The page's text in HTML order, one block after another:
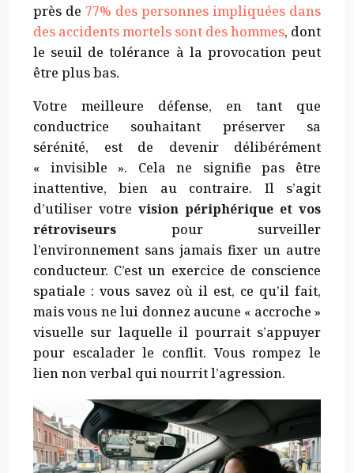
près de 77% des personnes impliquées dans
des accidents mortels sont des hommes, dont
le seuil de tolérance à la provocation peut
être plus bas.
Votre meilleure défense, en tant que
conductrice souhaitant préserver sa
sérénité, est de devenir délibérément
« invisible ». Cela ne signifie pas être
inattentive, bien au contraire. Il s’agit
d’utiliser votre vision périphérique et vos
rétroviseurs pour surveiller
l’environnement sans jamais fixer un autre
conducteur. C’est un exercice de conscience
spatiale : vous savez où il est, ce qu’il fait,
mais vous ne lui donnez aucune « accroche »
visuelle sur laquelle il pourrait s’appuyer
pour escalader le conflit. Vous rompez le
lien non verbal qui nourrit l’agression.